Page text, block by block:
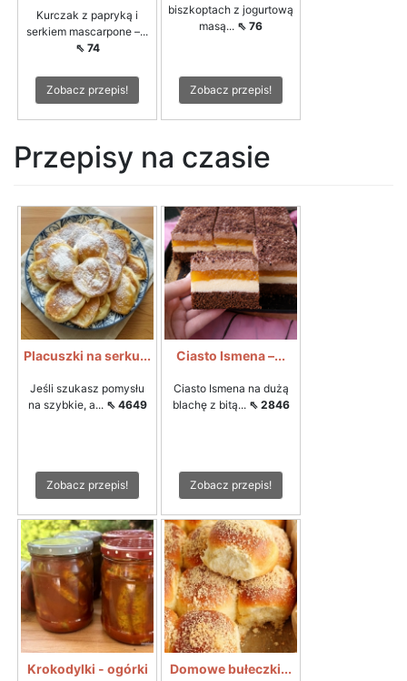
Kurczak z papryką i
serkiem mascarpone –...
⇖ 74
Zobacz przepis!
biszkoptach z jogurtową
masą... ⇖ 76
Zobacz przepis!
Przepisy na czasie
Placuszki na serku...
Jeśli szukasz pomysłu
na szybkie, a... ⇖ 4649
Zobacz przepis!
Ciasto Ismena –...
Ciasto Ismena na dużą
blachę z bitą... ⇖ 2846
Zobacz przepis!
Krokodylki - ogórki
Domowe bułeczki...